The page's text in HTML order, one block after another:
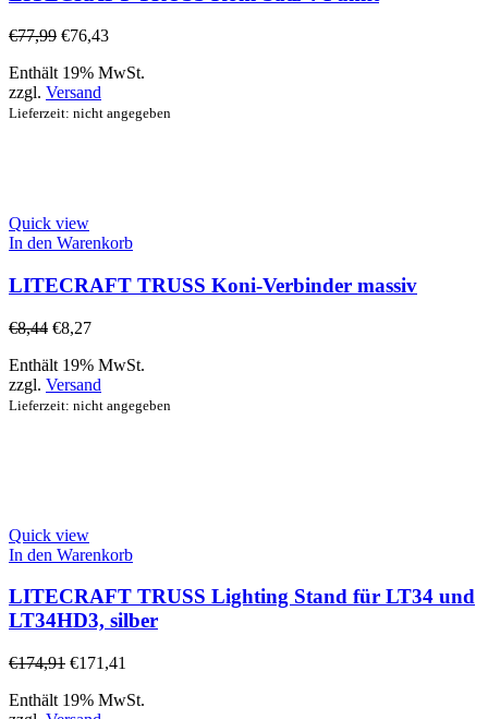
€77,99 €76,43
Enthält 19% MwSt.
zzgl. Versand
Lieferzeit: nicht angegeben
Quick view
In den Warenkorb
LITECRAFT TRUSS Koni-Verbinder massiv
€8,44 €8,27
Enthält 19% MwSt.
zzgl. Versand
Lieferzeit: nicht angegeben
Quick view
In den Warenkorb
LITECRAFT TRUSS Lighting Stand für LT34 und
LT34HD3, silber
€174,91 €171,41
Enthält 19% MwSt.